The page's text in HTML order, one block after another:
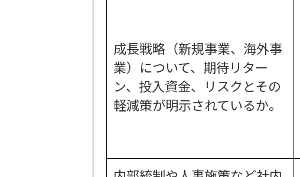
成長戦略（新規事業、海外事
業）について、期待リター
ン、投入資金、リスクとその
軽減策が明示されているか。